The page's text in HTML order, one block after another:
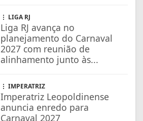
LIGA RJ
Liga RJ avança no
planejamento do Carnaval
2027 com reunião de
alinhamento junto às...
IMPERATRIZ
Imperatriz Leopoldinense
anuncia enredo para
Carnaval 2027